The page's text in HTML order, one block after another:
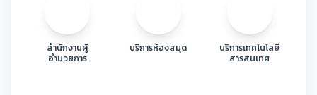
สำนักงานผู้
อำนวยการ
บริการห้องสมุด
บริการเทคโนโลยี
สารสนเทศ